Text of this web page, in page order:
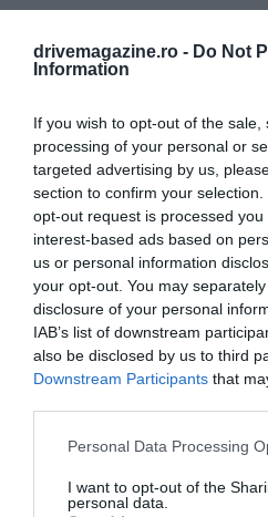
drivemagazine.ro - Do Not
Information
If you wish to opt-out of the
processing of your personal or
targeted advertising by us,
section to confirm your
opt-out request is processed
interest-based ads based on
us or personal information
your opt-out. You may
disclosure of your personal
IAB’s list of downstream
also be disclosed by us to third
Downstream Participants that
Please note that this website/
not limited to your visit or usage
grant or deny consent to Google
Personal Data Processing
I want to opt-out of the
personal data.
Acum 49 angajaţi i-au
cardinalului Fernando
preşedintele
autoritatea papei.
demnitatea şi sănătatea
Managementul defectuos
mai grav dacă el s-ar
genera mai multe profituri",
informaţiilor dezvăluite de
Sera.